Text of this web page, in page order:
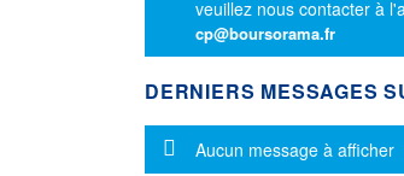
veuillez nous contacter à
cp@boursorama.fr
DERNIERS MESSAGES
Message d'information
Aucun message à afficher